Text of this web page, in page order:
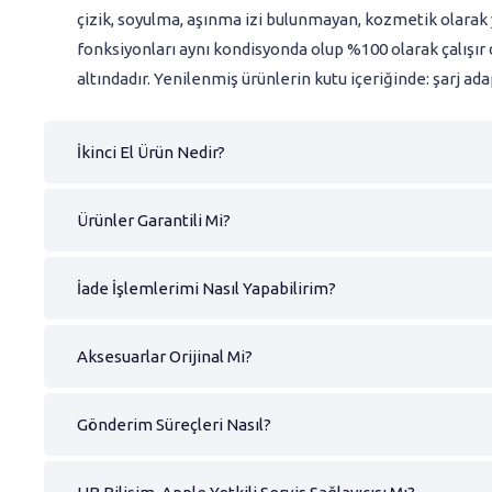
çizik, soyulma, aşınma izi bulunmayan, kozmetik olarak
fonksiyonları aynı kondisyonda olup %100 olarak
altındadır. Yenilenmiş ürünlerin kutu içeriğinde: şarj
İkinci El Ürün Nedir?
Ürünler Garantili Mi?
İade İşlemlerimi Nasıl Yapabilirim?
Aksesuarlar Orijinal Mi?
Gönderim Süreçleri Nasıl?